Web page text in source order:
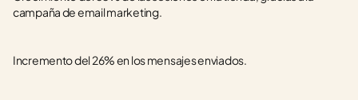
campaña de email marketing.
Incremento del 26% en los mensajes enviados.